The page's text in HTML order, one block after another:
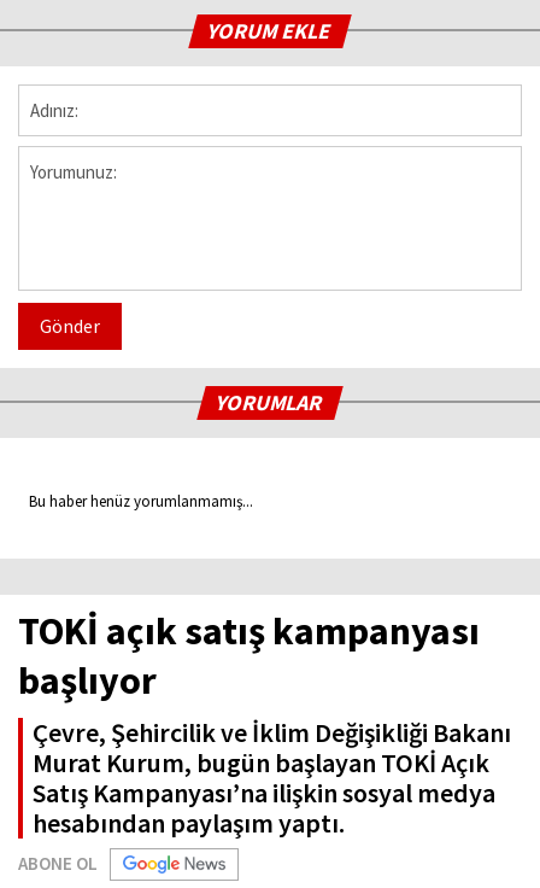
YORUM EKLE
Gönder
YORUMLAR
Bu haber henüz yorumlanmamış...
TOKİ açık satış kampanyası
başlıyor
Çevre, Şehircilik ve İklim Değişikliği Bakanı
Murat Kurum, bugün başlayan TOKİ Açık
Satış Kampanyası’na ilişkin sosyal medya
hesabından paylaşım yaptı.
ABONE OL